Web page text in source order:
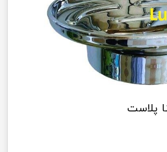
پلاست